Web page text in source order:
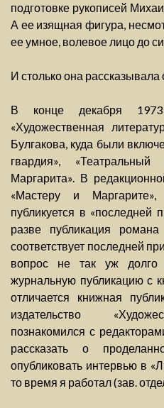
подготовке рукописей
А ее изящная фигура,
ее умное, волевое лицо до
И столько она рассказывала
В конце декабря
«Художественная
Булгакова, куда были
гвардия»,
Маргарита». В
«Мастеру и
публикуется в «последней
разве публикация
соответствует последней
вопрос не так уж
журнальную публикацию с
отличается книжная
издательство
познакомился с
рассказать о
опубликовать интервью в
то время я работал (зав.